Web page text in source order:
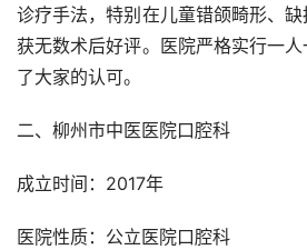
诊疗手法，特别在儿童错颌畸形、
获无数术后好评。医院严格实行一
了大家的认可。
二、柳州市中医医院口腔科
成立时间：2017年
医院性质：公立医院口腔科